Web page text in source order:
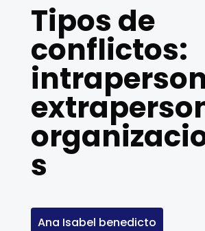
Tipos de
conflictos:
s
Ana Isabel benedicto